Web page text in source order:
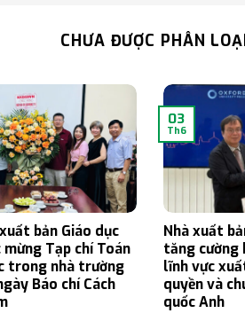
CHƯA ĐƯỢC PHÂN
bản Giáo dục
Tạp chí Toán
trong nhà trường
Báo chí Cách
Nhà xuất
tăng cường
lĩnh vực
quyền và
quốc Anh
03
Th6